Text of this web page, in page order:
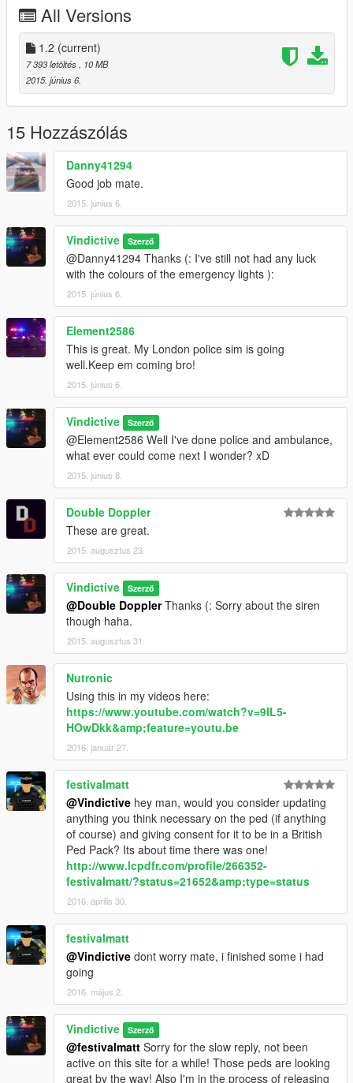
All Versions
1.2 (current)
7 393 letöltés
, 10 MB
2015. június 6.
15 Hozzászólás
Danny41294
Good job mate.
2015. június 6.
Vindictive Szerző
@Danny41294 Thanks (: I've still not had any luck
with the colours of the emergency lights ):
2015. június 6.
Element2586
This is great. My London police sim is going
well.Keep em coming bro!
2015. június 6.
Vindictive Szerző
@Element2586 Well I've done police and ambulance,
what ever could come next I wonder? xD
2015. június 8.
Double Doppler
These are great.
2015. augusztus 23.
Vindictive Szerző
@Double DopplerThanks (: Sorry about the siren
though haha.
2015. augusztus 31.
Nutronic
Using this in my videos here:
https://www.youtube.com/watch?v=9IL5-
HOwDkk&amp;feature=youtu.be
2016. január 27.
festivalmatt
@Vindictive hey man, would you consider updating
anything you think necessary on the ped (if anything
of course) and giving consent for it to be in a British
Ped Pack? Its about time there was one!
http://www.lcpdfr.com/profile/266352-
festivalmatt/?status=21652&amp;type=status
2016. április 30.
festivalmatt
@Vindictive dont worry mate, i finished some i had
going
2016. május 2.
Vindictive Szerző
@festivalmatt Sorry for the slow reply, not been
active on this site for a while! Those peds are looking
great by the way! Also I'm in the process of releasing